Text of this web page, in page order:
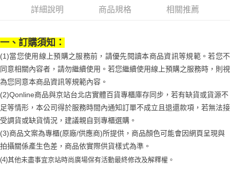
2.付款方式選擇「大哥付你分期」，訂單成立後會自動跳轉到大哥付的交易
3.實際核准額度、可分期數及費用金額請依後續交易確認頁面所載為準。
4.訂單成立30分鐘內，如未前往確認交易或遇審核未通過，訂單將自動取
消。如遇「轉專審核」未通過狀況，表示未達大哥付你分期系統評分，恕無
法說明評估內容。
1.分期款項不併入電信帳單，「大哥付你分期」於每月結算日後寄送繳費提
醒簡訊。
2.透過簡訊連結打開帳單後，可選擇「超商條碼／台灣大直營門市／銀行轉
帳／街口支付／iPASS MONEY」等通路繳費。
【注意事項】
用戶於交易時，得透過本服務購買商品或服務，並由商店將買賣／分期付款
買賣價金債權讓與本公司後，依約使用本公司帳單繳交帳款。
相關說明
便利好安心！
１．簡單：不需註冊會員、不需綁卡、不需儲值。
２．便利：只要手機號碼，簡訊認證，即可結帳。
３．安心：先確認商品／服務後，再付款。
１．於結帳方式選擇「AFTEE先享後付」後，將跳轉至「AFTEE先享後付」
結帳頁面，進行簡訊認證並確認金額後，即可完成結帳。
２．訂單成立數日內，您將收到繳費通知簡訊。
３．收到繳費通知簡訊後14天內，點擊此簡訊中的連結，可透過四大超商／
ATM／網路銀行／等多元方式進行付款，方視為交易完成。
※ 請注意：結帳手續完成當下不需立刻繳費，但若您需要取消訂單，請聯絡
後付繳納相關費用。
運送方式
付款後全家取貨
每筆NT$70，滿NT$1,000(含以上)免運費
付款後7-11取貨
每筆NT$70，滿NT$1,000(含以上)免運費
詳細說明 商品規格 相關推薦
一、訂購須知：
(1)當您使用線上預購之服務前，請優先閱讀本商品資訊等規範。若您不
同意相關內容者，請勿繼續使用。若您繼續使用線上預購之服務時，則視
為您同意本商品資訊等規範內容。
(2)Qonline商品與京站台北店實體百貨專櫃庫存同步，若有缺貨或貨源不
足等情形，本公司得於服務時間內通知訂單不成立且退還款項，若無法接
受調貨或缺貨情況，建議親自到專櫃選購。
(3)商品文案為專櫃(原廠/供應商)所提供，商品顏色可能會因網頁呈現與
拍攝關係產生色差，商品依實際供貨樣式為準。
(4)其他未盡事宜京站時尚廣場保有活動最終修改及解釋權。